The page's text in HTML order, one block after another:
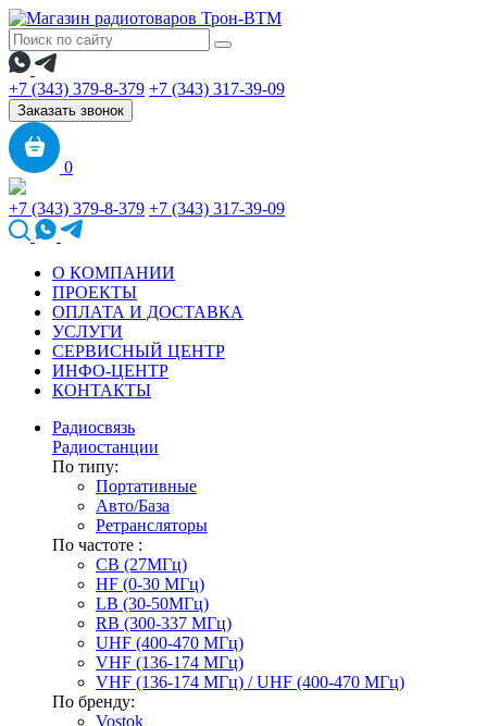
+7 (343) 379-8-379 +7 (343) 317-39-09
Заказать звонок
0
+7 (343) 379-8-379 +7 (343) 317-39-09
О КОМПАНИИ
ПРОЕКТЫ
ОПЛАТА И ДОСТАВКА
УСЛУГИ
СЕРВИСНЫЙ ЦЕНТР
ИНФО-ЦЕНТР
КОНТАКТЫ
Радиосвязь
Радиостанции
По типу:
Портативные
Авто/База
Ретрансляторы
По частоте :
CB (27МГц)
HF (0-30 МГц)
LB (30-50МГц)
RB (300-337 МГц)
UHF (400-470 МГц)
VHF (136-174 МГц)
VHF (136-174 МГц) / UHF (400-470 МГц)
По бренду:
Vostok